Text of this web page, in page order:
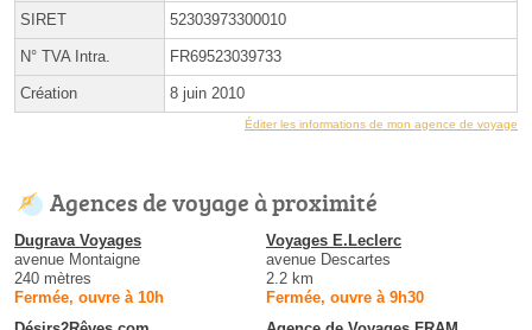
SIRET 52303973300010
N° TVA Intra. FR69523039733
Création 8 juin 2010
Éditer les informations de mon agence de voyage
Agences de voyage à proximité
Dugrava Voyages
avenue Montaigne
240 mètres
Fermée, ouvre à 10h
Voyages E.Leclerc
avenue Descartes
2.2 km
Fermée, ouvre à 9h30